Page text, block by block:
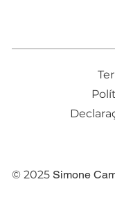
© 2025Simone